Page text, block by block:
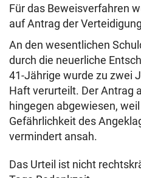
Für das Beweisverfahren
auf Antrag der
An den wesentlichen
durch die neuerliche
41-Jährige wurde zu zwei
Haft verurteilt. Der Antrag
hingegen abgewiesen,
Gefährlichkeit des
vermindert ansah.
Das Urteil ist nicht